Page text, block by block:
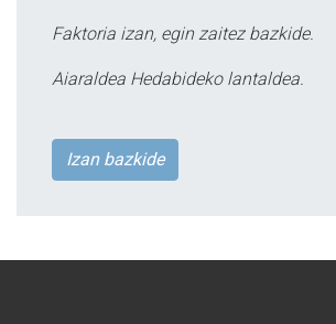
Faktoria izan, egin zaitez bazkide.
Aiaraldea Hedabideko lantaldea.
Izan bazkide